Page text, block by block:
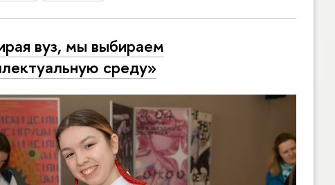
вуз, мы выбираем
среду»